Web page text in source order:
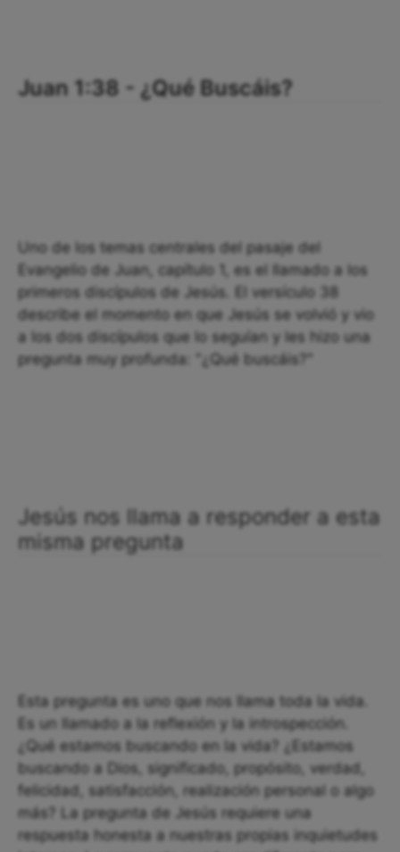
Juan 1:38 - ¿Qué Buscáis?
Uno de los temas centrales del pasaje del
Evangelio de Juan, capítulo 1, es el llamado a los
primeros discípulos de Jesús. El versículo 38
describe el momento en que Jesús se volvió y vio
a los dos discípulos que lo seguían y les hizo una
pregunta muy profunda: "¿Qué buscáis?"
Jesús nos llama a responder a esta
misma pregunta
Esta pregunta es uno que nos llama toda la vida.
Es un llamado a la reflexión y la introspección.
¿Qué estamos buscando en la vida? ¿Estamos
buscando a Dios, significado, propósito, verdad,
felicidad, satisfacción, realización personal o algo
más? La pregunta de Jesús requiere una
respuesta honesta a nuestras propias inquietudes